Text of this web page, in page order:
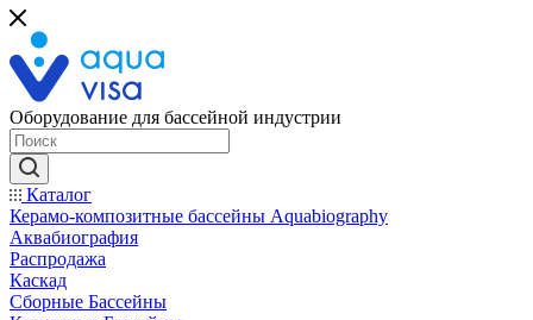
Оборудование для бассейной индустрии
Каталог
Керамо-композитные бассейны Aquabiography
Аквабиография
Распродажа
Каскад
Сборные Бассейны